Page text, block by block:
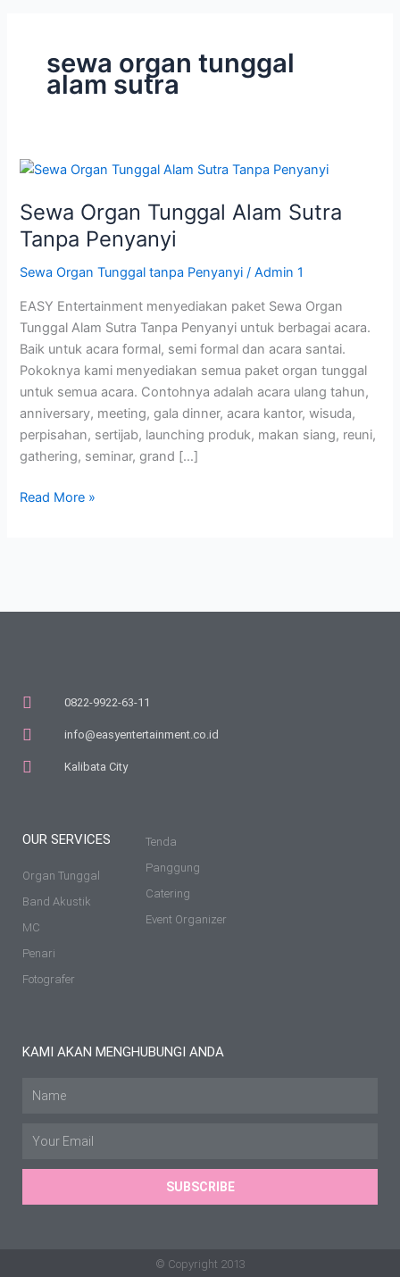
sewa organ tunggal
alam sutra
Sewa Organ Tunggal Alam Sutra
Tanpa Penyanyi
Sewa Organ Tunggal tanpa Penyanyi /Admin 1
EASY Entertainment menyediakan paket Sewa Organ
Tunggal Alam Sutra Tanpa Penyanyi untuk berbagai acara.
Baik untuk acara formal, semi formal dan acara santai.
Pokoknya kami menyediakan semua paket organ tunggal
untuk semua acara. Contohnya adalah acara ulang tahun,
anniversary, meeting, gala dinner, acara kantor, wisuda,
perpisahan, sertijab, launching produk, makan siang, reuni,
gathering, seminar, grand […]
Sewa
Tunggal
Alam
Tanpa
Read More »
0822-9922-63-11
info@easyentertainment.co.id
Kalibata City
OUR SERVICES
Organ Tunggal
Band Akustik
MC
Penari
Fotografer
Tenda
Panggung
Catering
Event Organizer
KAMI AKAN MENGHUBUNGI ANDA
Name
Email
SUBSCRIBE
© Copyright 2013